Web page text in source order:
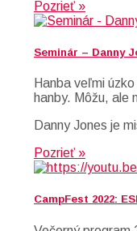
Pozrieť »
Seminár – Danny
Hanba veľmi
hanby. Môžu, ale
Danny Jones je
Pozrieť »
CampFest 2022: